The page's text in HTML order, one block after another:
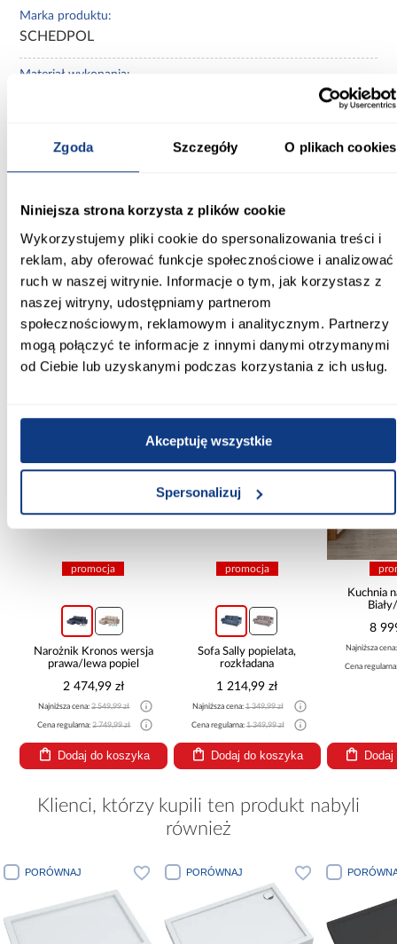
Zgoda Szczegóły O plikach cookies
Niniejsza strona korzysta z plików cookie
Wykorzystujemy pliki cookie do spersonalizowania treści i
reklam, aby oferować funkcje społecznościowe i analizować
ruch w naszej witrynie. Informacje o tym, jak korzystasz z
naszej witryny, udostępniamy partnerom
społecznościowym, reklamowym i analitycznym. Partnerzy
mogą połączyć te informacje z innymi danymi otrzymanymi
od Ciebie lub uzyskanymi podczas korzystania z ich usług.
Akceptuję wszystkie
Spersonalizuj
Marka produktu:
SCHEDPOL
Materiał wykonania:
Tak
Brodzik z siedziskiem:
promocja
Narożnik Kronos wersja
prawa/lewa popiel
2 474,99 zł
Najniższa cena:2 549,99 zł
Cena regularna:2 749,99 zł
Dodaj do koszyka
promocja
Sofa Sally popielata,
rozkładana
1 214,99 zł
Najniższa cena:1 349,99 zł
Cena regularna:1 349,99 zł
Dodaj do koszyka
Kuchnia
8
Najniższa
Cena
Klienci, którzy kupili ten produkt nabyli
również
PORÓWNAJ PORÓWNAJ